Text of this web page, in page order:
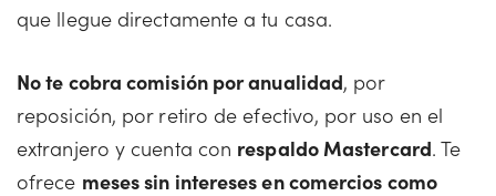
que llegue directamente a tu casa.
No te cobra comisión por anualidad, por
reposición, por retiro de efectivo, por uso en el
extranjero y cuenta con respaldo Mastercard. Te
ofrece meses sin intereses en comercios como